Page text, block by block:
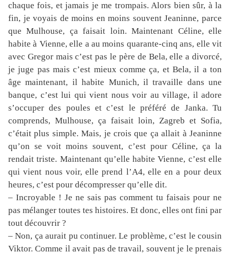
chaque fois, et jamais je me trompais. Alors bien sûr, à la
fin, je voyais de moins en moins souvent Jeaninne, parce
que Mulhouse, ça faisait loin. Maintenant Céline, elle
habite à Vienne, elle a au moins quarante-cinq ans, elle vit
avec Gregor mais c’est pas le père de Bela, elle a divorcé,
je juge pas mais c’est mieux comme ça, et Bela, il a ton
âge maintenant, il habite Munich, il travaille dans une
banque, c’est lui qui vient nous voir au village, il adore
s’occuper des poules et c’est le préféré de Janka. Tu
comprends, Mulhouse, ça faisait loin, Zagreb et Sofia,
c’était plus simple. Mais, je crois que ça allait à Jeaninne
qu’on se voit moins souvent, c’est pour Céline, ça la
rendait triste. Maintenant qu’elle habite Vienne, c’est elle
qui vient nous voir, elle prend l’A4, elle en a pour deux
heures, c’est pour décompresser qu’elle dit.
– Incroyable ! Je ne sais pas comment tu faisais pour ne
pas mélanger toutes tes histoires. Et donc, elles ont fini par
tout découvrir ?
– Non, ça aurait pu continuer. Le problème, c’est le cousin
Viktor. Comme il avait pas de travail, souvent je le prenais